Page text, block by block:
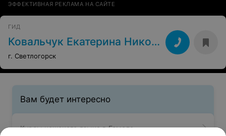
ЭФФЕКТИВНАЯ РЕКЛАМА НА САЙТЕ
ГИД
Ковальчук Екатерина Николаевна
г. Светлогорск
Вам будет интересно
Курсы чешского языка в Гомеле